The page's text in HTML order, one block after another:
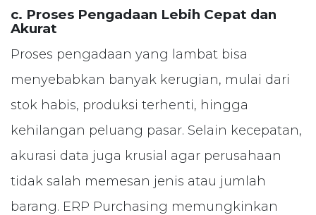
c. Proses Pengadaan Lebih Cepat dan
Akurat
Proses pengadaan yang lambat bisa
menyebabkan banyak kerugian, mulai dari
stok habis, produksi terhenti, hingga
kehilangan peluang pasar. Selain kecepatan,
akurasi data juga krusial agar perusahaan
tidak salah memesan jenis atau jumlah
barang. ERP Purchasing memungkinkan